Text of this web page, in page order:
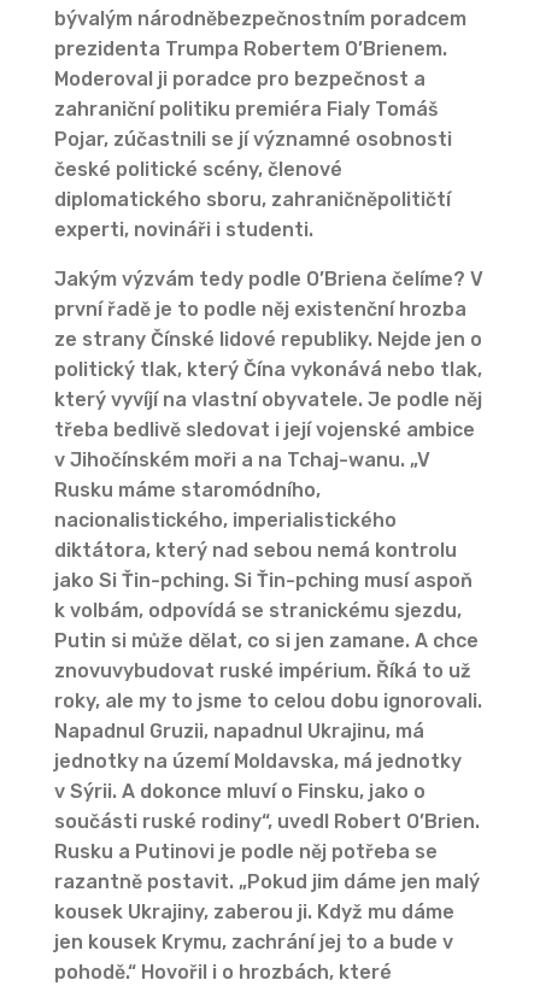
bývalým národněbezpečnostním poradcem
prezidenta Trumpa Robertem O’Brienem.
Moderoval ji poradce pro bezpečnost a
zahraniční politiku premiéra Fialy Tomáš
Pojar, zúčastnili se jí významné osobnosti
české politické scény, členové
diplomatického sboru, zahraničněpolitičtí
experti, novináři i studenti.
Jakým výzvám tedy podle O’Briena čelíme? V
první řadě je to podle něj existenční hrozba
ze strany Čínské lidové republiky. Nejde jen o
politický tlak, který Čína vykonává nebo tlak,
který vyvíjí na vlastní obyvatele. Je podle něj
třeba bedlivě sledovat i její vojenské ambice
v Jihočínském moři a na Tchaj-wanu. „V
Rusku máme staromódního,
nacionalistického, imperialistického
diktátora, který nad sebou nemá kontrolu
jako Si Ťin-pching. Si Ťin-pching musí aspoň
k volbám, odpovídá se stranickému sjezdu,
Putin si může dělat, co si jen zamane. A chce
znovuvybudovat ruské impérium. Říká to už
roky, ale my to jsme to celou dobu ignorovali.
Napadnul Gruzii, napadnul Ukrajinu, má
jednotky na území Moldavska, má jednotky
v Sýrii. A dokonce mluví o Finsku, jako o
součásti ruské rodiny“, uvedl Robert O’Brien.
Rusku a Putinovi je podle něj potřeba se
razantně postavit. „Pokud jim dáme jen malý
kousek Ukrajiny, zaberou ji. Když mu dáme
jen kousek Krymu, zachrání jej to a bude v
pohodě.“ Hovořil i o hrozbách, které